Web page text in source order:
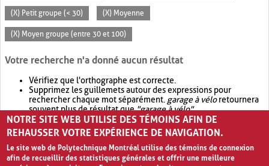
(X) Petit groupe (< 30) (X) Moyenne
(X) Moyen groupe (entre 30 et 100)
Votre recherche n'a donné aucun résultat
Vérifiez que l'orthographe est correcte.
Supprimez les guillemets autour des expressions pour
rechercher chaque mot séparément. garage à véloretournera
souvent plus de résultat que"garage à vélo".
Envisagez d'élargir votre recherche avec OR.garage OR vélo
retournera souvent plus de résultat quegarage à vélo
NOTRE SITE WEB UTILISE DES TÉMOINS AFIN DE
REHAUSSER VOTRE EXPÉRIENCE DE NAVIGATION.
Le site web de Polytechnique Montréal utilise des témoins de connexion
afin de recueillir des statistiques générales et offrir une meilleure